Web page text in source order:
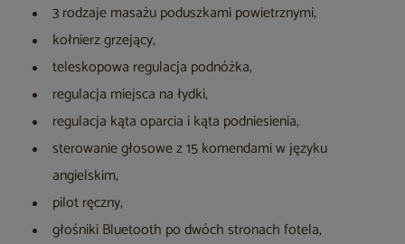
3 rodzaje masażu poduszkami powietrznymi,
kołnierz grzejący,
teleskopowa regulacja podnóżka,
regulacja miejsca na łydki,
regulacja kąta oparcia i kąta podniesienia,
sterowanie głosowe z 15 komendami w języku
angielskim,
pilot ręczny,
głośniki Bluetooth po dwóch stronach fotela,